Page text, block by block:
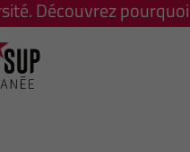
Découvrez